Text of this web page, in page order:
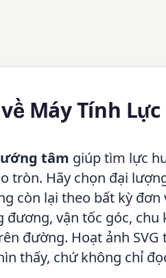
Máy Tính
tâm giúp tìm lực
tròn. Hãy chọn đại
còn lại theo bất kỳ
vận tốc góc, chu
đường. Hoạt ảnh
thấy, chứ không chỉ